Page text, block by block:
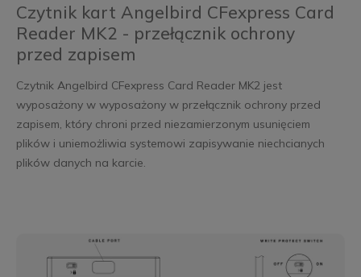
Czytnik kart Angelbird CFexpress Card
Reader MK2 - przełącznik ochrony
przed zapisem
Czytnik Angelbird CFexpress Card Reader MK2 jest
wyposażony w wyposażony w przełącznik ochrony przed
zapisem, który chroni przed niezamierzonym usunięciem
plików i uniemożliwia systemowi zapisywanie niechcianych
plików danych na karcie.